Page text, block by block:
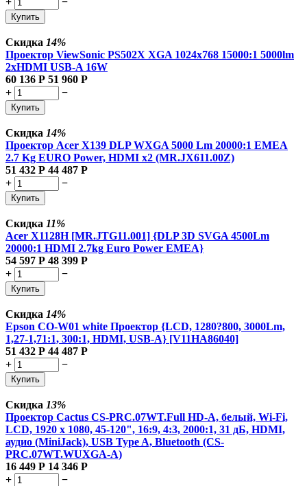
Купить
Скидка 14%
Проектор ViewSonic PS502X XGA 1024x768 15000:1 5000lm
2xHDMI USB-A 16W
60 136 Р 51 960 Р
+
−
Купить
Скидка 14%
Проектор Acer X139 DLP WXGA 5000 Lm 20000:1 EMEA
2.7 Kg EURO Power, HDMI x2 (MR.JX611.00Z)
51 432 Р 44 487 Р
+
−
Купить
Скидка 11%
Acer X1128H [MR.JTG11.001] {DLP 3D SVGA 4500Lm
20000:1 HDMI 2.7kg Euro Power EMEA}
54 597 Р 48 399 Р
+
−
Купить
Скидка 14%
Epson CO-W01 white Проектор {LCD, 1280?800, 3000Lm,
1,27-1,71:1, 300:1, HDMI, USB-A} [V11HA86040]
51 432 Р 44 487 Р
+
−
Купить
Скидка 13%
Проектор Cactus CS-PRC.07WT.Full HD-A, белый, Wi-Fi,
LCD, 1920 x 1080, 45-120", 16:9, 4:3, 2000:1, 31 дБ, HDMI,
аудио (MiniJack), USB Type A, Bluetooth (CS-
PRC.07WT.WUXGA-A)
16 449 Р 14 346 Р
+
−